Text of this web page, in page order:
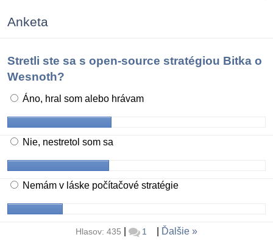
Anketa
Stretli ste sa s open-source stratégiou Bitka o
Wesnoth?
Áno, hral som alebo hrávam
Nie, nestretol som sa
Nemám v láske počítačové stratégie
Hlasov: 435 1 Ďalšie